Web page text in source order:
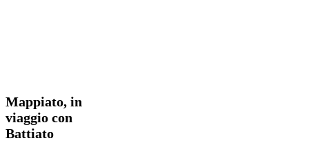
viaggio
con
Battiato
Mappiato, in
viaggio con
Battiato